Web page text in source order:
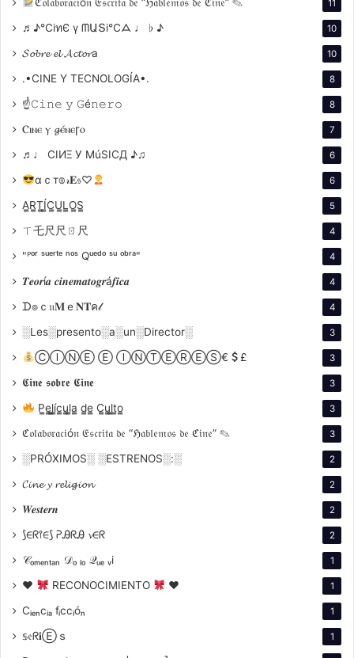
Gran Premio del Jurdo
Diego García yLorenzo Bentivoglio
Competencias argentinas y
11
♬♪℃іทЄ ү ᗰԱՏі℃ᗋ ♩ ♭ ♪ 10
𝓢𝓸𝓫𝓻𝓮 𝓮𝓵 𝓐𝓬𝓽𝓸𝓻a 10
.•CINE Y TECNOLOGÍA•. 8
☝𝙲𝚒𝚗𝚎 𝚢 𝙶é𝚗𝚎𝚛𝚘 8
Ⲥⲓⲛⲉ ⲩ 𝓰ⲉ́ⲛⲉꞅⲟ 7
♬♩ CIИΞ У MúSICД ♪♫ 6
αｃт𝕠𝓇𝐄𝔰♡ 6
A̳R̳T̳Í̳C̳U̳L̳O̳S̳ 5
ㄒ乇尺尺ㄖ尺 4
"ᴾᵒʳ ˢᵘᵉʳᵗᵉ ⁿᵒˢ Qᵘᵉᵈᵒ ˢᵘ ᵒᵇʳᵃ" 4
𝑻𝒆𝒐𝒓í𝒂 𝒄𝒊𝒏𝒆𝒎𝒂𝒕𝒐𝒈𝒓á𝒇𝒊𝒄𝒂 4
ᗪ๏ｃ𝔲𝐌ｅ𝐍𝐓ค𝓁 4
░Les░presento░a░un░Director░ 3
ⒸⒾⓃⒺ Ⓔ ⒾⓃⓉⒺⓇⒺⓈ€ £ 3
𝕮𝖎𝖓𝖊 𝖘𝖔𝖇𝖗𝖊 𝕮𝖎𝖓𝖊 3
P̳e̳l̳í̳c̳u̳l̳a̳ d̳e̳ C̳u̳l̳t̳o̳ 3
ℭ𝔬𝔩𝔞𝔟𝔬𝔯𝔞𝔠𝔦ó𝔫 𝔈𝔰𝔠𝔯𝔦𝔱𝔞 𝔡𝔢 “ℌ𝔞𝔟𝔩𝔢𝔪𝔬𝔰 𝔡𝔢 ℭ𝔦𝔫𝔢” ✎ 3
░PRÓXIMOS░ ░ESTRENOS░:░ 2
𝓒𝓲𝓷𝓮 𝔂 𝓻𝓮𝓵𝓲𝓰𝓲𝓸𝓷 2
𝑾𝒆𝒔𝒕𝒆𝒓𝒏 2
⟆∈ᖇ⫯∈⟆ ᕈᎯᖇᎯ 𝓿∈ᖇ 2
𝒞ₒₘₑₙₜₐₙ 𝒟ₒ ₗₒ 𝒬ᵤₑ ᵥi 1
♥ RECONOCIMIENTO ♥ 1
Cᵢₑₙcᵢₐ fᵢccᵢóₙ 1
𝕤𝔢ᖇ𝐢Ⓔｓ 1